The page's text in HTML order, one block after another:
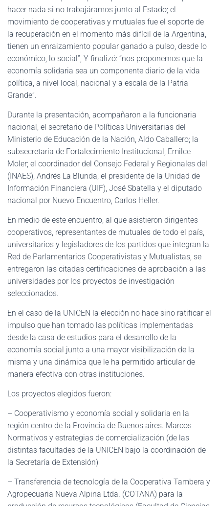
hacer nada si no trabajáramos junto al Estado; el
movimiento de cooperativas y mutuales fue el soporte de
la recuperación en el momento más difícil de la Argentina,
tienen un enraizamiento popular ganado a pulso, desde lo
económico, lo social”, Y finalizó: “nos proponemos que la
economía solidaria sea un componente diario de la vida
política, a nivel local, nacional y a escala de la Patria
Grande”.
Durante la presentación, acompañaron a la funcionaria
nacional, el secretario de Políticas Universitarias del
Ministerio de Educación de la Nación, Aldo Caballero; la
subsecretaria de Fortalecimiento Institucional, Emilce
Moler; el coordinador del Consejo Federal y Regionales del
(INAES), Andrés La Blunda; el presidente de la Unidad de
Información Financiera (UIF), José Sbatella y el diputado
nacional por Nuevo Encuentro, Carlos Heller.
En medio de este encuentro, al que asistieron dirigentes
cooperativos, representantes de mutuales de todo el país,
universitarios y legisladores de los partidos que integran la
Red de Parlamentarios Cooperativistas y Mutualistas, se
entregaron las citadas certificaciones de aprobación a las
universidades por los proyectos de investigación
seleccionados.
En el caso de la UNICEN la elección no hace sino ratificar el
impulso que han tomado las políticas implementadas
desde la casa de estudios para el desarrollo de la
economía social junto a una mayor visibilización de la
misma y una dinámica que le ha permitido articular de
manera efectiva con otras instituciones.
Los proyectos elegidos fueron:
– Cooperativismo y economía social y solidaria en la
región centro de la Provincia de Buenos aires. Marcos
Normativos y estrategias de comercialización (de las
distintas facultades de la UNICEN bajo la coordinación de
la Secretaría de Extensión)
– Transferencia de tecnología de la Cooperativa Tambera y
Agropecuaria Nueva Alpina Ltda. (COTANA) para la